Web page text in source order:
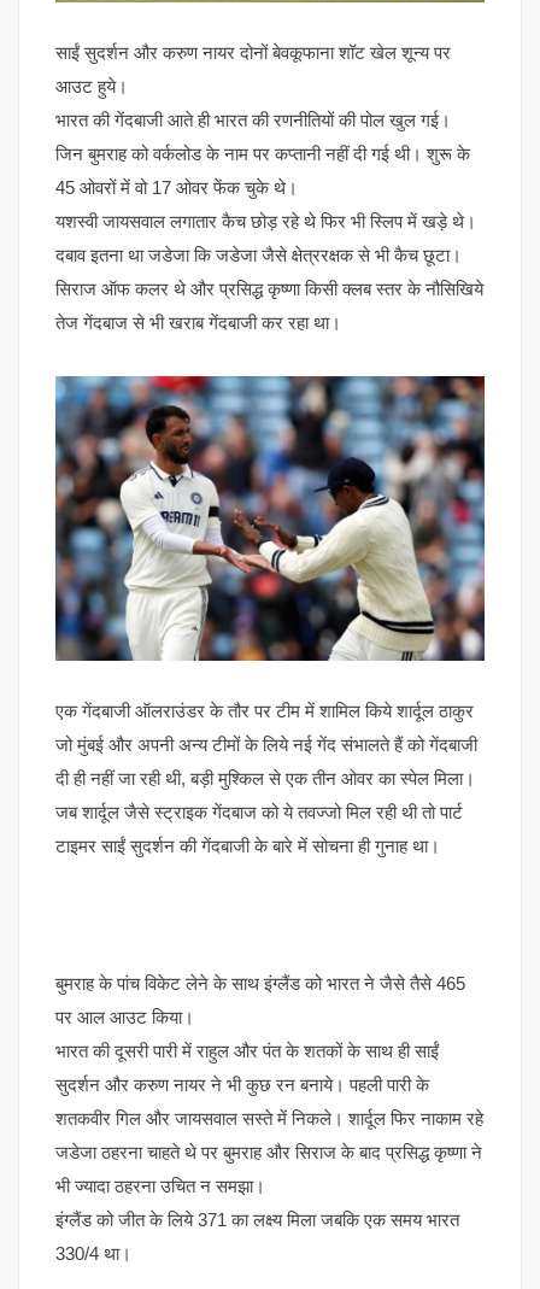
साईं सुदर्शन और करुण नायर दोनों बेवकूफाना शॉट खेल शून्य पर
आउट हुये।
भारत की गेंदबाजी आते ही भारत की रणनीतियों की पोल खुल गई।
जिन बुमराह को वर्कलोड के नाम पर कप्तानी नहीं दी गई थी। शुरू के
45 ओवरों में वो 17 ओवर फेंक चुके थे।
यशस्वी जायसवाल लगातार कैच छोड़ रहे थे फिर भी स्लिप में खड़े थे।
दबाव इतना था जडेजा कि जडेजा जैसे क्षेत्ररक्षक से भी कैच छूटा।
सिराज ऑफ कलर थे और प्रसिद्ध कृष्णा किसी क्लब स्तर के नौसिखिये
तेज गेंदबाज से भी खराब गेंदबाजी कर रहा था।
एक गेंदबाजी ऑलराउंडर के तौर पर टीम में शामिल किये शार्दूल ठाकुर
जो मुंबई और अपनी अन्य टीमों के लिये नई गेंद संभालते हैं को गेंदबाजी
दी ही नहीं जा रही थी, बड़ी मुश्किल से एक तीन ओवर का स्पेल मिला।
जब शार्दूल जैसे स्ट्राइक गेंदबाज को ये तवज्जो मिल रही थी तो पार्ट
टाइमर साईं सुदर्शन की गेंदबाजी के बारे में सोचना ही गुनाह था।
बुमराह के पांच विकेट लेने के साथ इंग्लैंड को भारत ने जैसे तैसे 465
पर आल आउट किया।
भारत की दूसरी पारी में राहुल और पंत के शतकों के साथ ही साईं
सुदर्शन और करुण नायर ने भी कुछ रन बनाये। पहली पारी के
शतकवीर गिल और जायसवाल सस्ते में निकले। शार्दूल फिर नाकाम रहे
जडेजा ठहरना चाहते थे पर बुमराह और सिराज के बाद प्रसिद्ध कृष्णा ने
भी ज्यादा ठहरना उचित न समझा।
इंग्लैंड को जीत के लिये 371 का लक्ष्य मिला जबकि एक समय भारत
330/4 था।